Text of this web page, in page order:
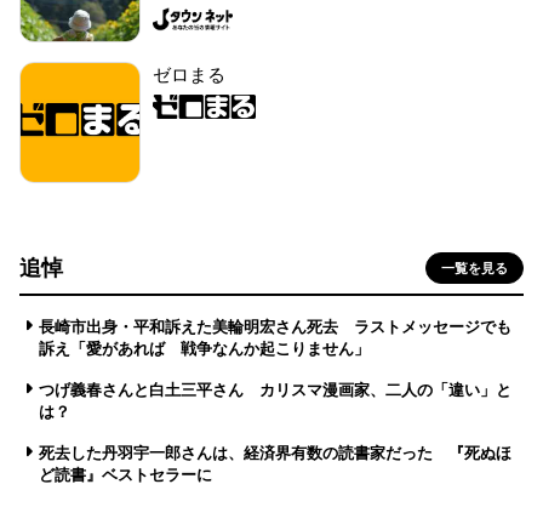
ゼロまる
追悼 一覧を見る
長崎市出身・平和訴えた美輪明宏さん死去 ラストメッセージでも
訴え「愛があれば 戦争なんか起こりません」
つげ義春さんと白土三平さん カリスマ漫画家、二人の「違い」と
は？
死去した丹羽宇一郎さんは、経済界有数の読書家だった 『死ぬほ
ど読書』ベストセラーに